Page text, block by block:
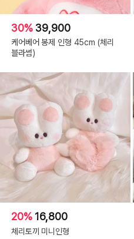
30% 39,900
케어베어 봉제 인형 45cm (체리
블라썸)
20% 16,800
체리토끼 미니인형